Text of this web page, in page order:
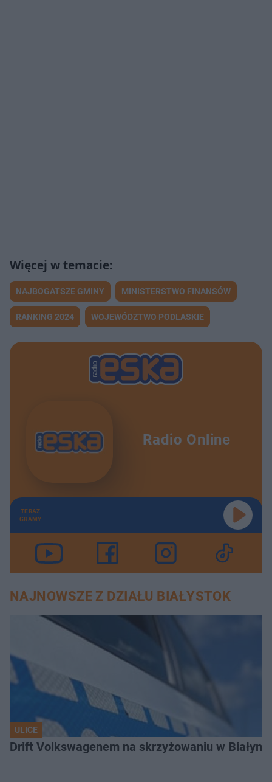
NAJBOGATSZE GMINY MINISTERSTWO FINANSÓW
RANKING 2024 WOJEWÓDZTWO PODLASKIE
Radio Online
TERAZ
GRAMY
NAJNOWSZE Z DZIAŁU BIAŁYSTOK
ULICE
Drift Volkswagenem na skrzyżowaniu w